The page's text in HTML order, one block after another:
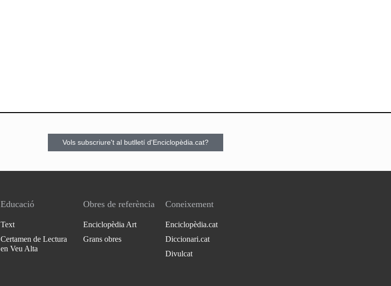
Vols subscriure't al butlletí d'Enciclopèdia.cat?
Educació
Text
Certamen de Lectura
en Veu Alta
Obres de referència
Enciclopèdia Art
Grans obres
Coneixement
Enciclopèdia.cat
Diccionari.cat
Divulcat